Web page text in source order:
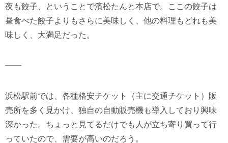
夜も餃子、ということで濱松たんと本店で。ここの餃子は
昼食べた餃子よりもさらに美味しく、他の料理もどれも美
味しく、大満足だった。
——
浜松駅前では、各種格安チケット（主に交通チケット）販
売所を多く見かけ、独自の自動販売機も導入しており興味
深かった。ちょっと見てるだけでも人が立ち寄り買って行
っていたので、需要が高いのだろう。